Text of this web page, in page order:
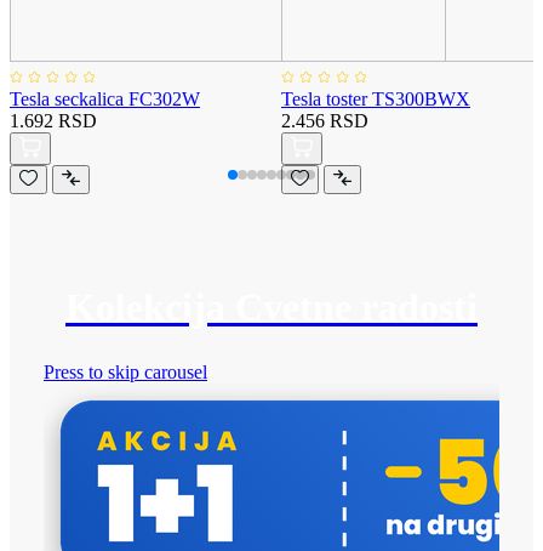
Tesla seckalica FC302W
1.692 RSD
Tesla toster TS300BWX
2.456 RSD
Press to skip carousel